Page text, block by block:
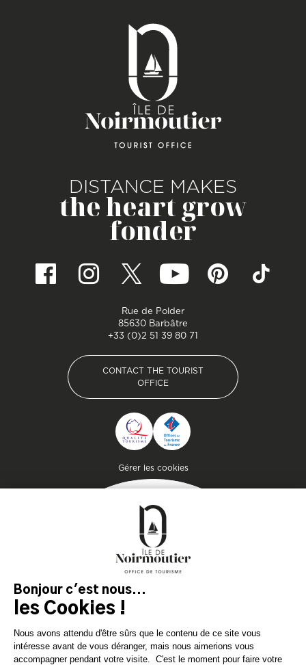
Gérer les cookies
Getaway
Plan your stay on the
island of genuine
experiences!
DOWNLOAD
DOWNLOAD
DISTANCE MAKES
the heart grow
fonder
Rue de Polder
85630 Barbâtre
+33 (0)2 51 39 80 71
CONTACT THE TOURIST
OFFICE
CONTACT THE TOURIST
OFFICE